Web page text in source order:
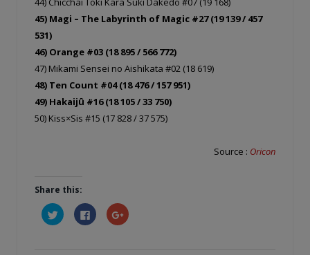
45) Magi – The Labyrinth of Magic #27 (19 139 / 457
531)
46) Orange #03 (18 895 / 566 772)
47) Mikami Sensei no Aishikata #02 (18 619)
48) Ten Count #04 (18 476 / 157 951)
49) Hakaijû #16 (18 105 / 33 750)
50) Kiss×Sis #15 (17 828 / 37 575)
Source : Oricon
Share this:
Cliquez
pour
partager
Cliquez
pour
partager
Cliquez
pour